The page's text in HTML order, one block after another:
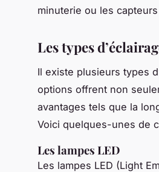
minuterie ou les
Les types
Il existe plusieurs types
options offrent non
avantages tels que la
Voici quelques-unes de
Les lampes LED
Les lampes LED (Light